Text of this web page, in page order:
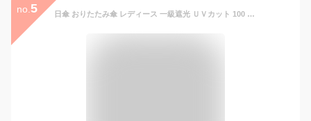
no. 5 日傘 おりたたみ傘 レディース 一級遮光 ＵＶカット 100 かわいい 超軽量 星柄刺繍 晴雨兼用 刺しゅう J型ハンドル 210T高密度 撥水加工 グラスファイバー 紫外線カット 可愛い プレゼント ギフト (.ホワイト)